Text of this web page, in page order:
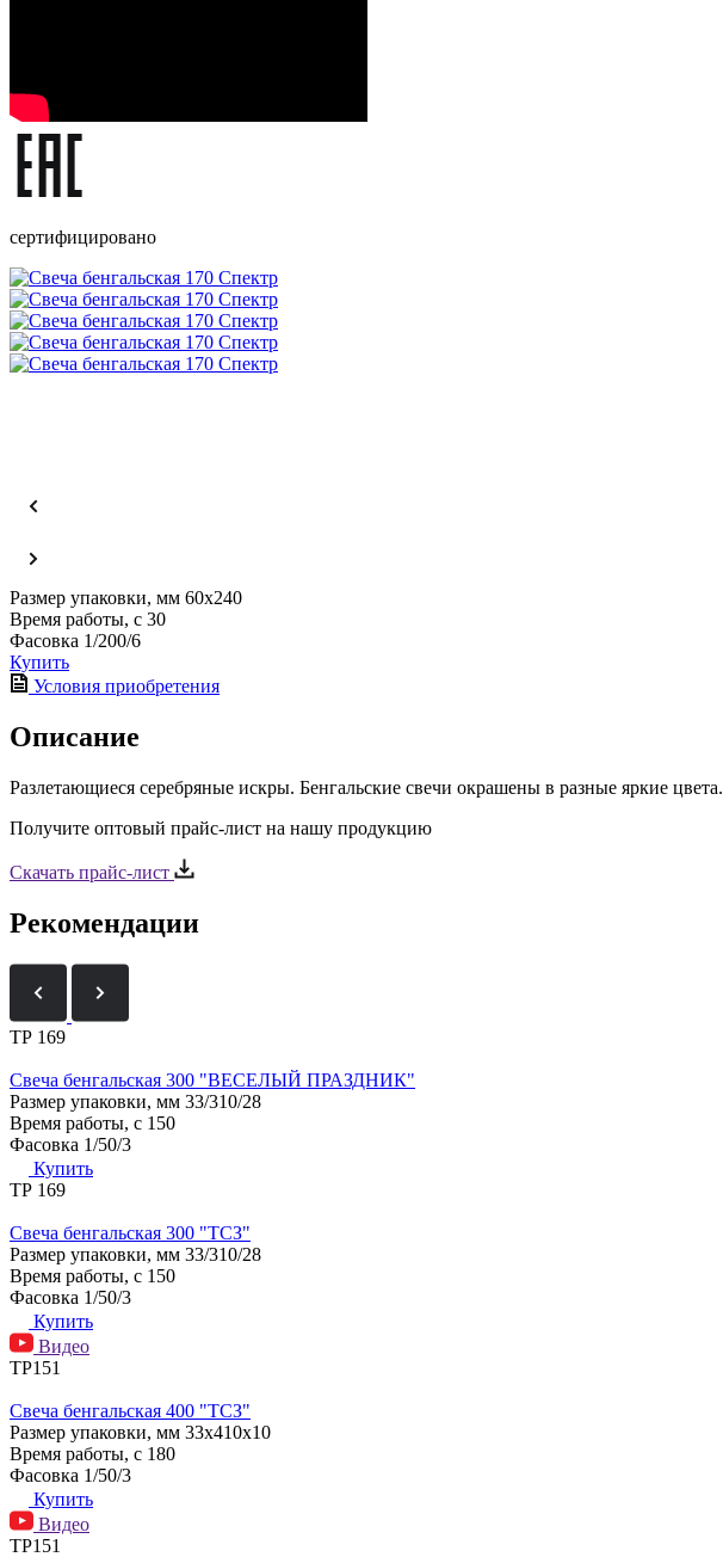
сертифицировано
Размер упаковки, мм 60х240
Время работы, с 30
Фасовка 1/200/6
Купить
Условия приобретения
Описание
Разлетающиеся серебряные искры. Бенгальские свечи окрашены в разные яркие цвета.
Получите оптовый прайс-лист на нашу продукцию
Скачать прайс-лист
Рекомендации
ТР 169
Свеча бенгальская 300 "ВЕСЕЛЫЙ ПРАЗДНИК"
Размер упаковки, мм 33/310/28
Время работы, с 150
Фасовка 1/50/3
Купить
ТР 169
Свеча бенгальская 300 "ТСЗ"
Размер упаковки, мм 33/310/28
Время работы, с 150
Фасовка 1/50/3
Купить
Видео
ТР151
Свеча бенгальская 400 "ТСЗ"
Размер упаковки, мм 33х410х10
Время работы, с 180
Фасовка 1/50/3
Купить
Видео
ТР151